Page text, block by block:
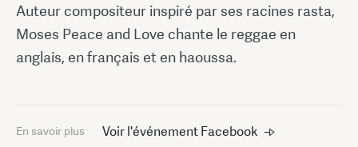
Auteur compositeur inspiré par ses racines rasta,
Moses Peace and Love chante le reggae en
anglais, en français et en haoussa.
En savoir plus Voir l'événement Facebook